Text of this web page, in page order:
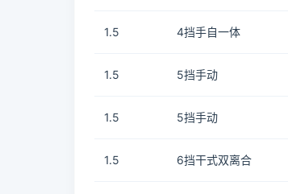
1.5 4挡手自一体
1.5 5挡手动
1.5 5挡手动
1.5 6挡干式双离合